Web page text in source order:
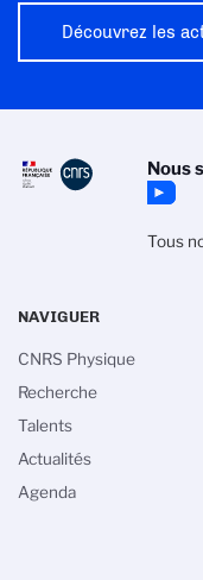
Découvrez les
Nous
Tous
NAVIGUER
CNRS Physique
Recherche
Talents
Actualités
Agenda